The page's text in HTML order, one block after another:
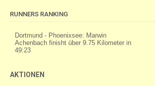
RUNNERS RANKING
AKTIONEN